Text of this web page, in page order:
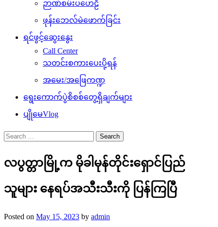
ဉာဏ်စမ်းပဟေဠိ
ဖုန်းဘေလ်မဲဖောက်ခြင်း
ရင်ဖွင့်ဆွေးနွေး
Call Center
သတင်းစကားပေးပို့ရန်
အမေး/အဖြေကဏ္ဍ
ရွေးကောက်ပွဲစိစစ်တွေ့ရှိချက်များ
ပျိုမေVlog
Search
for:
လပွတ္တာမြို့က မိုခါမုန်တိုင်းရှောင်ပြည်
သူများ နေရပ်အသီးသီးကို ပြန်ကြပြီ
Posted on May 15, 2023 by admin